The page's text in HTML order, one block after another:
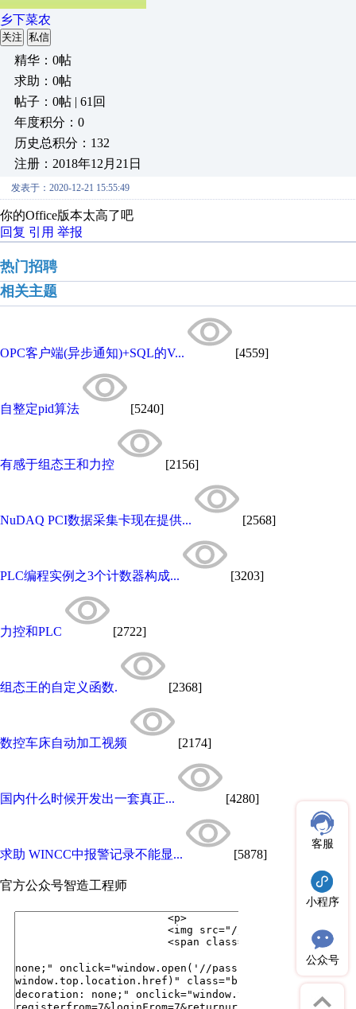
乡下菜农
关注 私信
精华：0帖
求助：0帖
帖子：0帖 | 61回
年度积分：0
历史总积分：132
注册：2018年12月21日
发表于：2020-12-21 15:55:49
你的Office版本太高了吧
回复 引用 举报
热门招聘
相关主题
OPC客户端(异步通知)+SQL的V... [4559]
自整定pid算法 [5240]
有感于组态王和力控 [2156]
NuDAQ PCI数据采集卡现在提供... [2568]
PLC编程实例之3个计数器构成... [3203]
力控和PLC [2722]
组态王的自定义函数. [2368]
数控车床自动加工视频 [2174]
国内什么时候开发出一套真正... [4280]
求助 WINCC中报警记录不能显... [5878]
官方公众号智造工程师
客服
小程序
公众号